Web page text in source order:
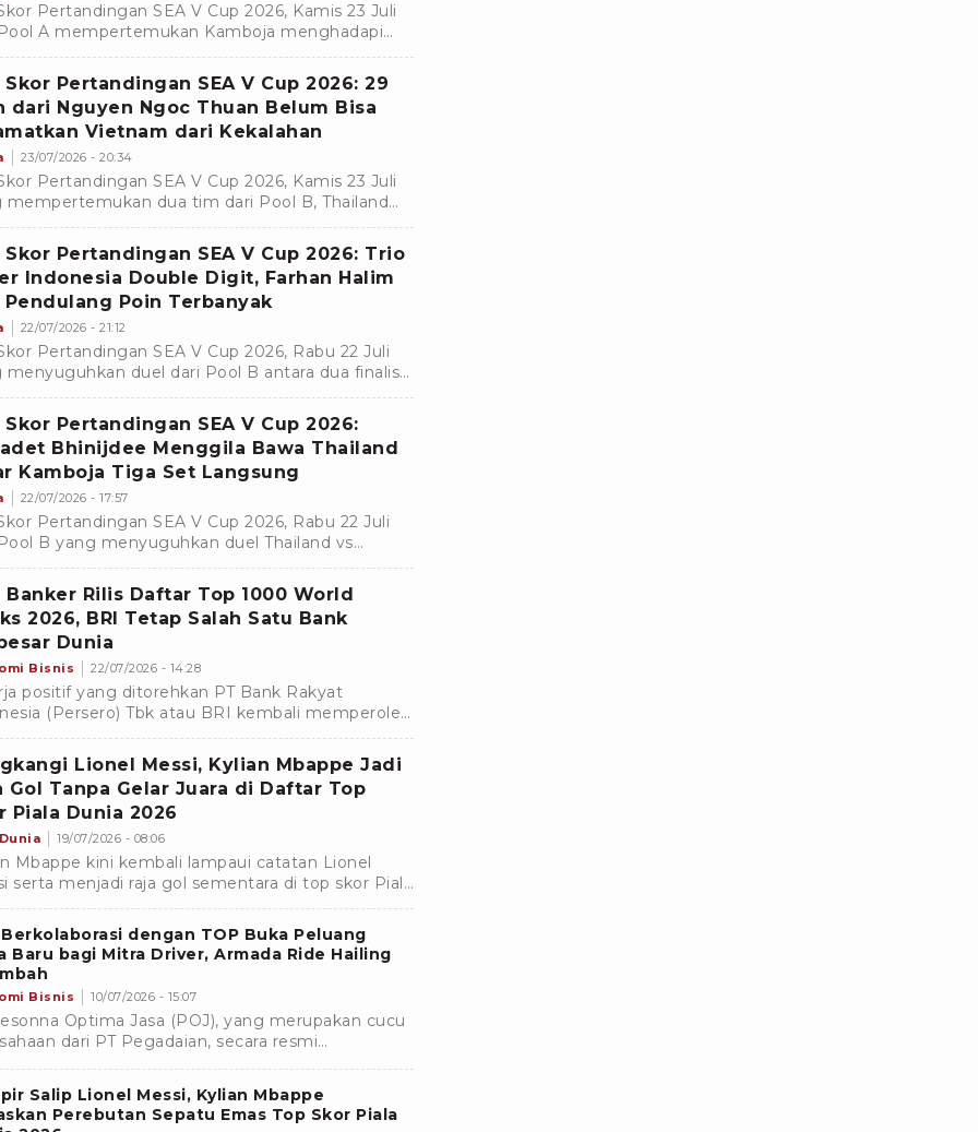
Pertandingan SEA V Cup 2026, Kamis 23 Juli
A mempertemukan Kamboja menghadapi
yang berlangsung di Jakarta International
Skor Pertandingan SEA V Cup 2026: 29
dari Nguyen Ngoc Thuan Belum Bisa
Vietnam dari Kekalahan
23/07/2026 - 20:34
Pertandingan SEA V Cup 2026, Kamis 23 Juli
mempertemukan dua tim dari Pool B, Thailand
Vietnam di Jakarta International
Skor Pertandingan SEA V Cup 2026: Trio
Indonesia Double Digit, Farhan Halim
Poin Terbanyak
22/07/2026 - 21:12
Pertandingan SEA V Cup 2026, Rabu 22 Juli
menyuguhkan duel dari Pool B antara dua finalis
pertama, Timnas Voli Indonesia Vs Kamboja.
Skor Pertandingan SEA V Cup 2026:
Bhinijdee Menggila Bawa Thailand
Kamboja Tiga Set Langsung
22/07/2026 - 17:57
Pertandingan SEA V Cup 2026, Rabu 22 Juli
B yang menyuguhkan duel Thailand vs
yang berlangsung di Jakarta International
Banker Rilis Daftar Top 1000 World
2026, BRI Tetap Salah Satu Bank
Dunia
Bisnis 22/07/2026 - 14:28
positif yang ditorehkan PT Bank Rakyat
(Persero) Tbk atau BRI kembali memperoleh
di tingkat internasional. Dalam
Top 1000 World Banks 2026 yang
oleh The Banker, BRI menduduki peringkat
secara global
Lionel Messi, Kylian Mbappe Jadi
Gol Tanpa Gelar Juara di Daftar Top
Piala Dunia 2026
19/07/2026 - 08:06
Mbappe kini kembali lampaui catatan Lionel
serta menjadi raja gol sementara di top skor Piala
2026.
Berkolaborasi dengan TOP Buka Peluang
Baru bagi Mitra Driver, Armada Ride Hailing
Bisnis 10/07/2026 - 15:07
Optima Jasa (POJ), yang merupakan cucu
dari PT Pegadaian, secara resmi
Perkasa (TOP).Â
Salip Lionel Messi, Kylian Mbappe
Perebutan Sepatu Emas Top Skor Piala